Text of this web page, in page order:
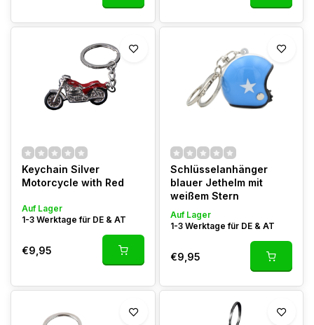
Keychain Silver
Motorcycle with Red
Auf Lager
1-3 Werktage für DE & AT
€9,95
Schlüsselanhänger
blauer Jethelm mit
weißem Stern
Auf Lager
1-3 Werktage für DE & AT
€9,95